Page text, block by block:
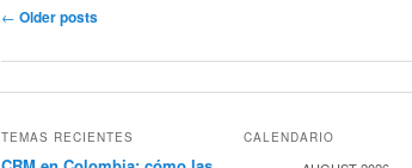
Post
← Older posts
TEMAS RECIENTES CALENDARIO